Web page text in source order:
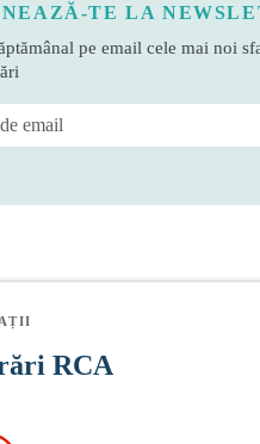
TE LA
pe email cele mai noi
RCA